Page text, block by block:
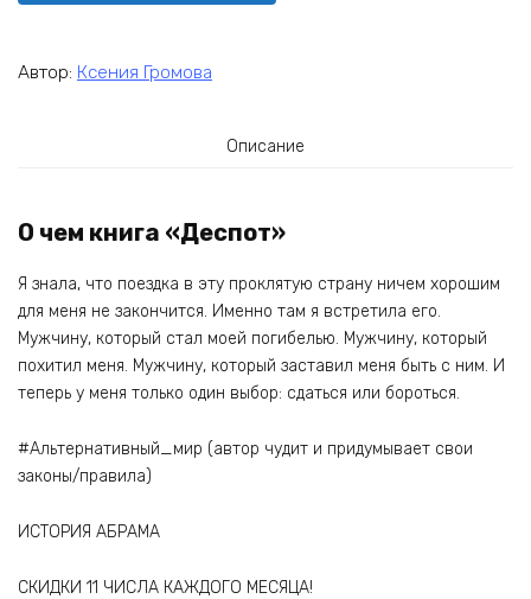
Автор: Ксения Громова
Описание
О чем книга «Деспот»
Я знала, что поездка в эту проклятую страну ничем хорошим
для меня не закончится. Именно там я встретила его.
Мужчину, который стал моей погибелью. Мужчину, который
похитил меня. Мужчину, который заставил меня быть с ним. И
теперь у меня только один выбор: сдаться или бороться.
#Альтернативный_мир (автор чудит и придумывает свои
законы/правила)
ИСТОРИЯ АБРАМА
СКИДКИ 11 ЧИСЛА КАЖДОГО МЕСЯЦА!